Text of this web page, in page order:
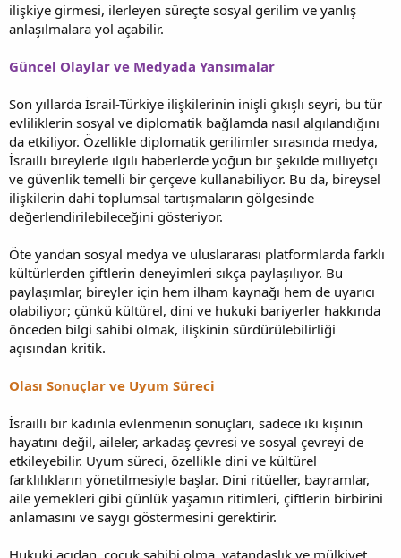
ilişkiye girmesi, ilerleyen süreçte sosyal gerilim ve yanlış
anlaşılmalara yol açabilir.
Güncel Olaylar ve Medyada Yansımalar
Son yıllarda İsrail-Türkiye ilişkilerinin inişli çıkışlı seyri, bu tür
evliliklerin sosyal ve diplomatik bağlamda nasıl algılandığını
da etkiliyor. Özellikle diplomatik gerilimler sırasında medya,
İsrailli bireylerle ilgili haberlerde yoğun bir şekilde milliyetçi
ve güvenlik temelli bir çerçeve kullanabiliyor. Bu da, bireysel
ilişkilerin dahi toplumsal tartışmaların gölgesinde
değerlendirilebileceğini gösteriyor.
Öte yandan sosyal medya ve uluslararası platformlarda farklı
kültürlerden çiftlerin deneyimleri sıkça paylaşılıyor. Bu
paylaşımlar, bireyler için hem ilham kaynağı hem de uyarıcı
olabiliyor; çünkü kültürel, dini ve hukuki bariyerler hakkında
önceden bilgi sahibi olmak, ilişkinin sürdürülebilirliği
açısından kritik.
Olası Sonuçlar ve Uyum Süreci
İsrailli bir kadınla evlenmenin sonuçları, sadece iki kişinin
hayatını değil, aileler, arkadaş çevresi ve sosyal çevreyi de
etkileyebilir. Uyum süreci, özellikle dini ve kültürel
farklılıkların yönetilmesiyle başlar. Dini ritüeller, bayramlar,
aile yemekleri gibi günlük yaşamın ritimleri, çiftlerin birbirini
anlamasını ve saygı göstermesini gerektirir.
Hukuki açıdan, çocuk sahibi olma, vatandaşlık ve mülkiyet